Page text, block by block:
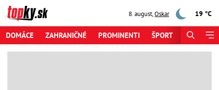
8. august,Oskar 19 °C
DOMÁCE ZAHRANIČNÉ PROMINENTI ŠPORT